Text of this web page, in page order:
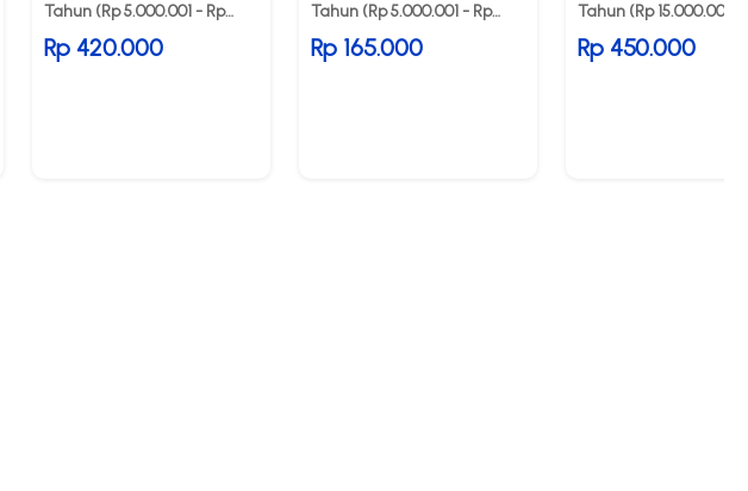
Tahun (Rp 5.000.001 - Rp
10.000.000)
Rp 420.000
Tahun (Rp 5.000.001 - Rp
10.000.000)
Rp 165.000
Tahun (Rp 15.000.001 -
50.000.000)
Rp 450.000